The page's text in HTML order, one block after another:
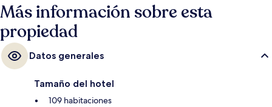
Más información sobre esta
propiedad
Datos generales
Tamaño del hotel
109 habitaciones